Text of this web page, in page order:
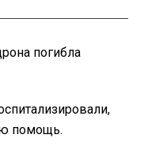
погибла
помощь.